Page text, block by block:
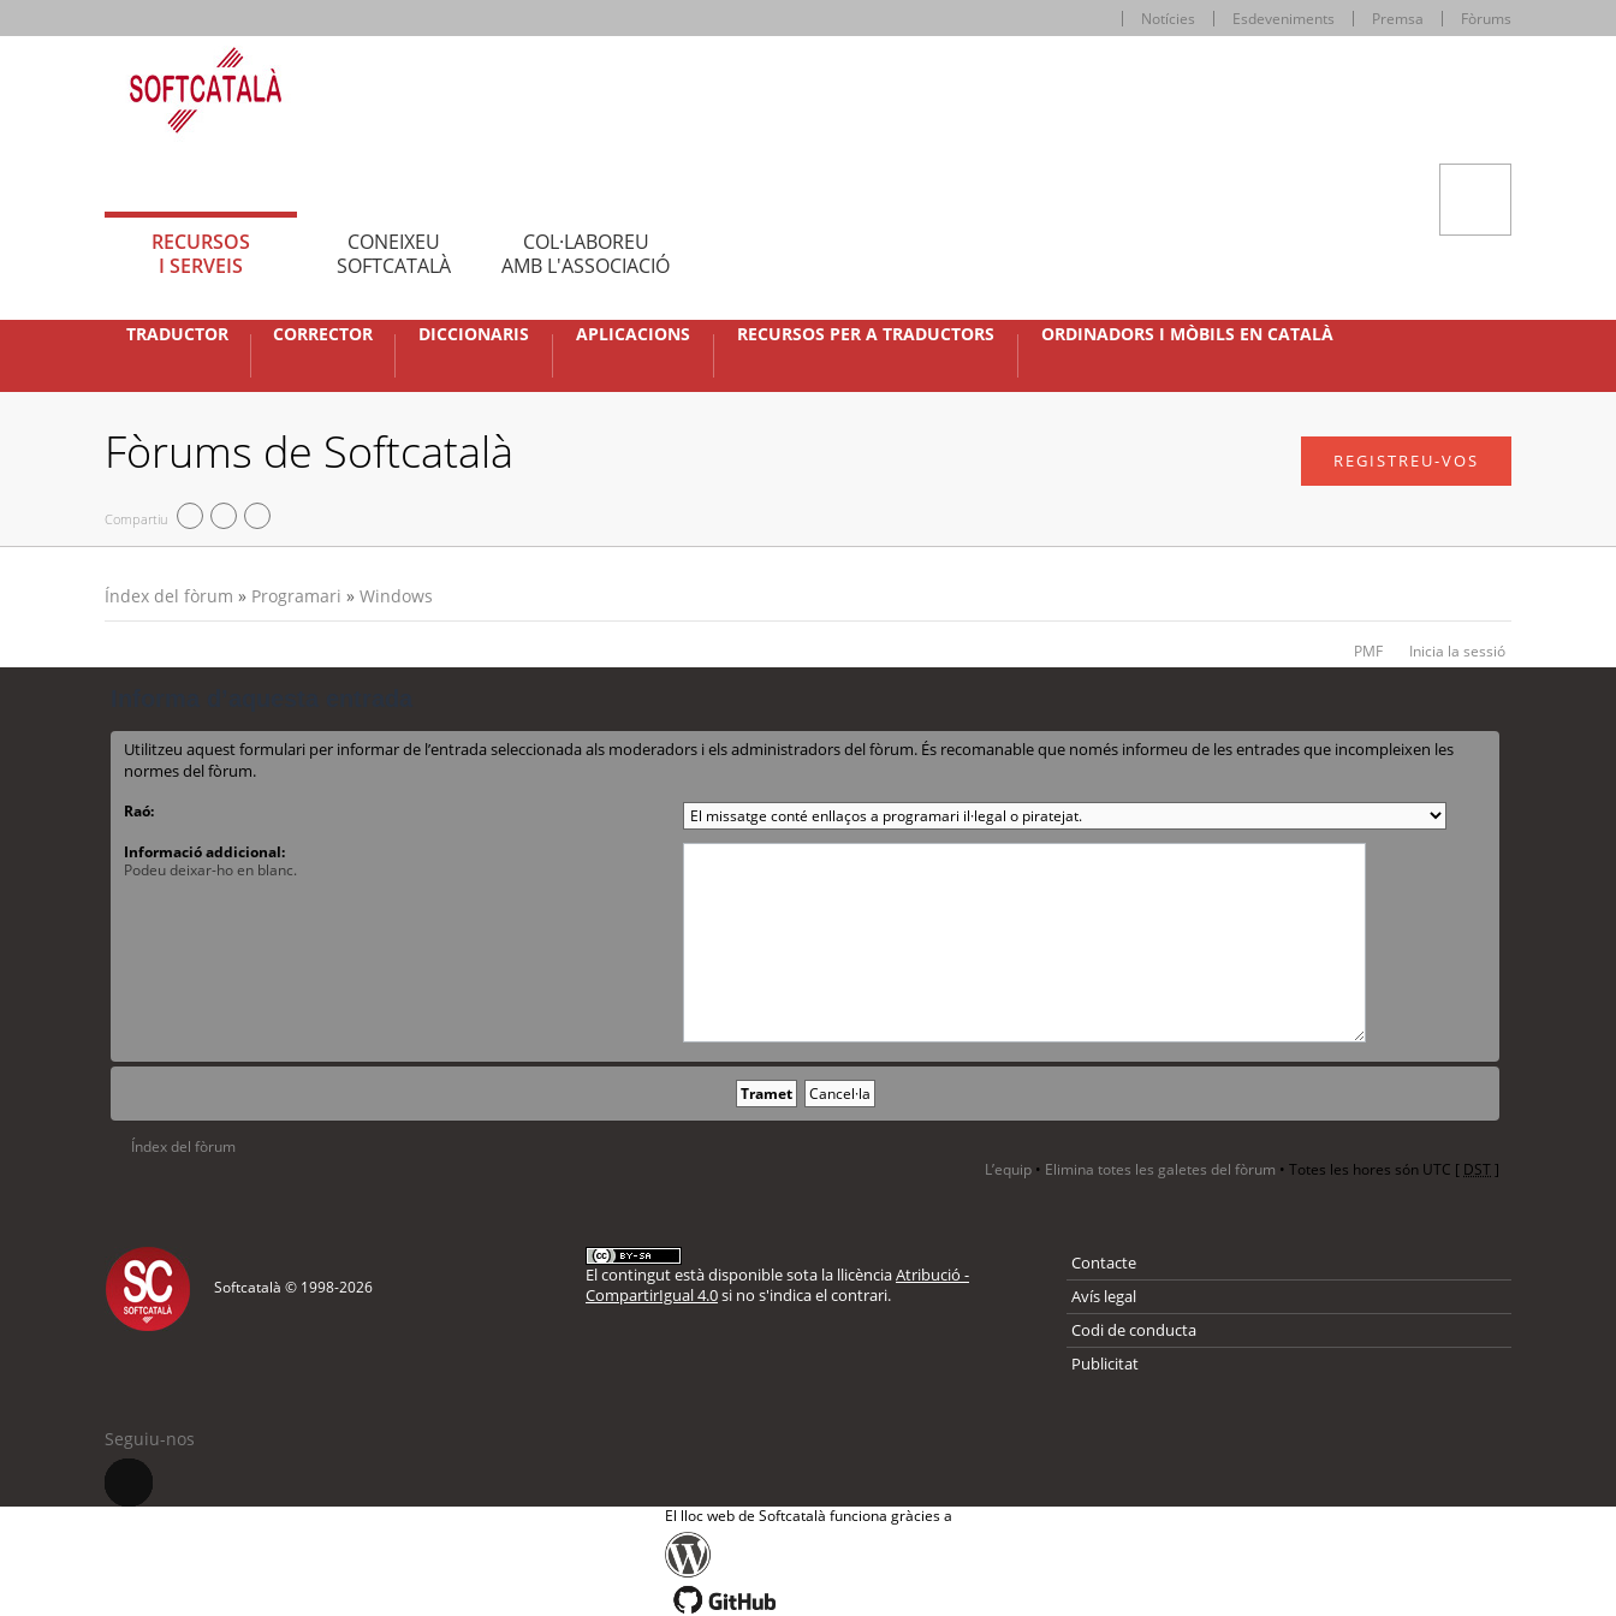
Notícies Esdeveniments Premsa Fòrums
RECURSOS
I SERVEIS
CONEIXEU
SOFTCATALÀ
COL·LABOREU
AMB L'ASSOCIACIÓ
TRADUCTOR CORRECTOR DICCIONARIS APLICACIONS RECURSOS PER A TRADUCTORS ORDINADORS I MÒBILS EN CATALÀ
Fòrums de Softcatalà
Compartiu
REGISTREU-VOS
Índex del fòrum » Programari » Windows
PMF Inicia la sessió
Utilitzeu aquest formulari per informar de l’entrada seleccionada als moderadors i els administradors del fòrum. És recomanable que només informeu de les entrades que incompleixen les
normes del fòrum.
Raó:
Informació addicional:
Podeu deixar-ho en blanc.
Índex del fòrum
L’equip • Elimina totes les galetes del fòrum • Totes les hores són UTC [ DST]
Softcatalà © 1998-2026
El contingut està disponible sota la llicènciaAtribució -
CompartirIgual 4.0si no s'indica el contrari.
Contacte
Avís legal
Codi de conducta
Publicitat
Seguiu-nos
El lloc web de Softcatalà funciona gràcies a